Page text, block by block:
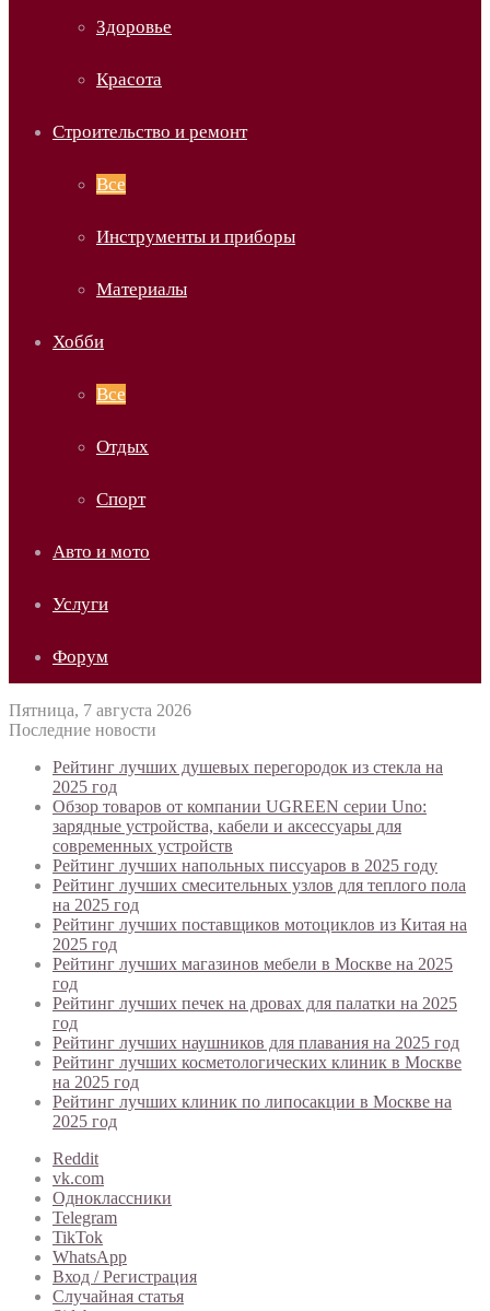
Здоровье
Красота
Строительство и ремонт
Все
Инструменты и приборы
Материалы
Хобби
Все
Отдых
Спорт
Авто и мото
Услуги
Форум
Пятница, 7 августа 2026
Последние новости
Рейтинг лучших душевых перегородок из стекла на
2025 год
Обзор товаров от компании UGREEN серии Uno:
зарядные устройства, кабели и аксессуары для
современных устройств
Рейтинг лучших напольных писсуаров в 2025 году
Рейтинг лучших смесительных узлов для теплого пола
на 2025 год
Рейтинг лучших поставщиков мотоциклов из Китая на
2025 год
Рейтинг лучших магазинов мебели в Москве на 2025
год
Рейтинг лучших печек на дровах для палатки на 2025
год
Рейтинг лучших наушников для плавания на 2025 год
Рейтинг лучших косметологических клиник в Москве
на 2025 год
Рейтинг лучших клиник по липосакции в Москве на
2025 год
Reddit
vk.com
Одноклассники
Telegram
TikTok
WhatsApp
Вход / Регистрация
Случайная статья